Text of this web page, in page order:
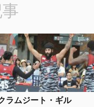
ラムジート・ギル